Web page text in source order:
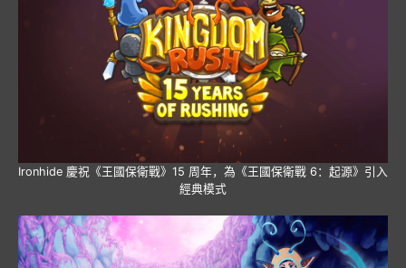
Ironhide 慶祝《王國保衛戰》15 周年，為《王國保衛戰 6：起源》引入
經典模式